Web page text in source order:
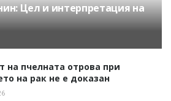
Цел и интерпретация на
на пчелната отрова при
на рак не е доказан